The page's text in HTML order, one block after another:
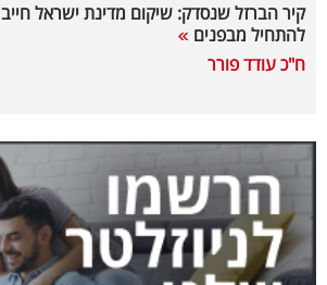
ניוזלטרים
מייל
אדום
קיר הברזל שנסדק: שיקום מדינת ישראל חייב
להתחיל מבפנים
ח"כ עודד פורר